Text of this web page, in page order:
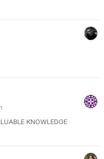
KNOWLEDGE